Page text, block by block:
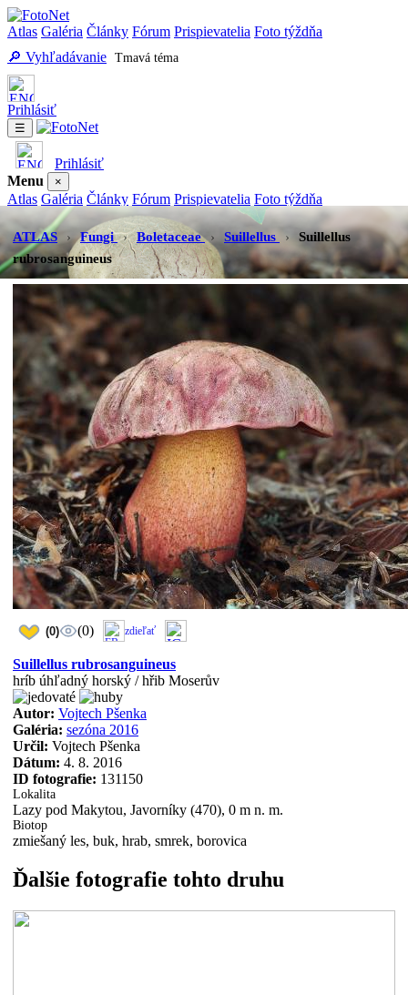
Atlas Galéria Články Fórum Prispievatelia Foto týždňa
🔎 Vyhľadávanie Tmavá téma
Prihlásiť
☰
Prihlásiť
Menu
×
Atlas Galéria Články Fórum Prispievatelia Foto týždňa
Vyhľadávanie Tmavá téma
ATLAS
› Fungi › Boletaceae › Suillellus ›
Suillellus
rubrosanguineus
(0) (0) zdieľať
Suillellus rubrosanguineus
hríb úhľadný horský / hřib Moserův
Autor: Vojtech Pšenka
Galéria: sezóna 2016
Určil: Vojtech Pšenka
Dátum: 4. 8. 2016
ID fotografie: 131150
Lokalita
Lazy pod Makytou, Javorníky (470), 0 m n. m.
Biotop
zmiešaný les, buk, hrab, smrek, borovica
Ďalšie fotografie tohto druhu